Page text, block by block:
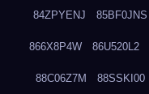
84ZPYENJ 85BF0JNS
866X8P4W 86U520L2
88C06Z7M 88SSKI00